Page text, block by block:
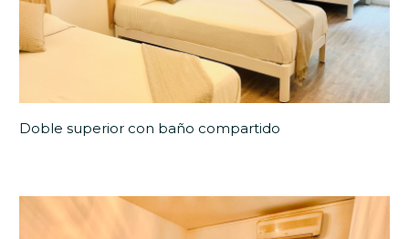
Doble superior con baño compartido